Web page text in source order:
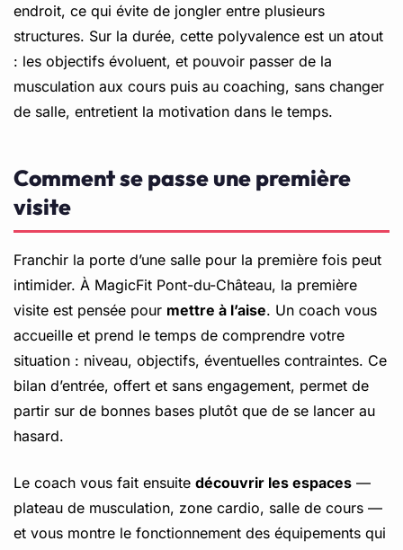
endroit, ce qui évite de jongler entre plusieurs
structures. Sur la durée, cette polyvalence est un atout
: les objectifs évoluent, et pouvoir passer de la
musculation aux cours puis au coaching, sans changer
de salle, entretient la motivation dans le temps.
Comment se passe une première
visite
Franchir la porte d’une salle pour la première fois peut
intimider. À MagicFit Pont-du-Château, la première
visite est pensée pour mettre à l’aise. Un coach vous
accueille et prend le temps de comprendre votre
situation : niveau, objectifs, éventuelles contraintes. Ce
bilan d’entrée, offert et sans engagement, permet de
partir sur de bonnes bases plutôt que de se lancer au
hasard.
Le coach vous fait ensuite découvrir les espaces —
plateau de musculation, zone cardio, salle de cours —
et vous montre le fonctionnement des équipements qui